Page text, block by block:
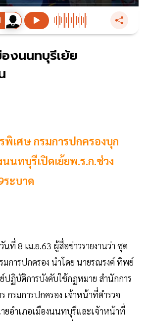
งนนทบุรีเย้ย
เศษ กรมการปกครองบุก
นทบุรีเปิดเย้ยพ.ร.ก.ช่วง
ระบาด
นที่ 8 เม.ย.63 ผู้สื่อข่าวรายงานว่า ชุด
การปกครอง นำโดย นายรณรงค์ ทิพย์
ปฏิบัติการบังคับใช้กฏหมาย สำนักการ
กรมการปกครอง เจ้าหน้าที่ตำรวจ
ยอำเภอเมืองนนทบุรีและเจ้าหน้าที่